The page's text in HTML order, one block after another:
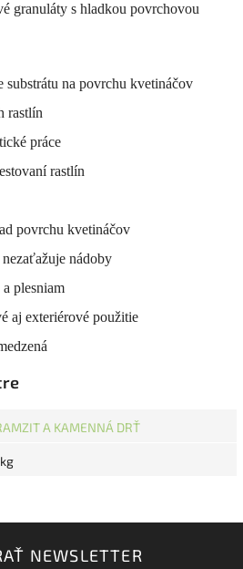
granuláty s hladkou povrchovou
substrátu na povrchu kvetináčov
rastlín
práce
rastlín
povrchu kvetináčov
nádoby
plesniam
aj exteriérové použitie
A KAMENNÁ DRŤ
NEWSLETTER